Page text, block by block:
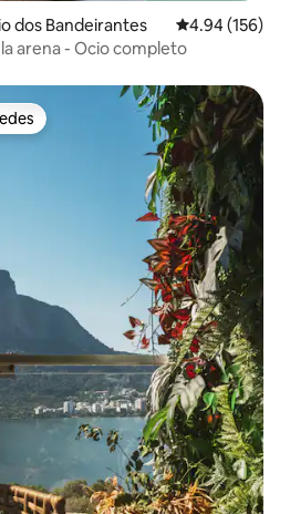
dos Bandeirantes Calificación
4.94 (156)
arena - Ocio completo
preferido